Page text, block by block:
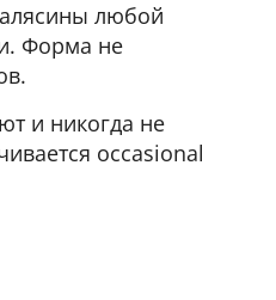
любой
Форма не
и никогда не
occasional